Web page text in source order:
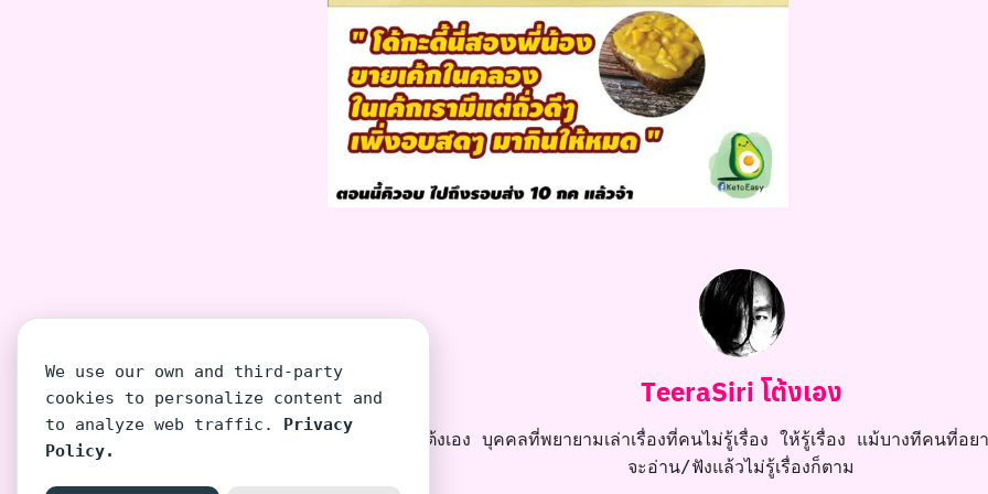
TeeraSiri โต้งเอง
โต้งเอง บุคคลที่พยายามเล่าเรื่องที่คนไม่รู้เรื่อง ให้รู้เรื่อง แม้บางทีคนที่อย
จะอ่าน/ฟังแล้วไม่รู้เรื่องก็ตาม
We use our own and third-party
cookies to personalize content and
to analyze web traffic. Privacy
Policy.